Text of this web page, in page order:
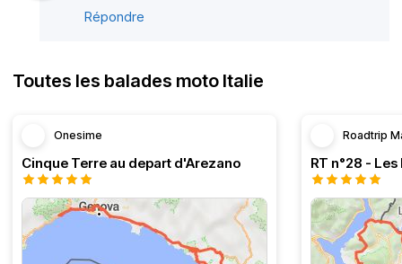
Répondre
Toutes les balades moto Italie
Onesime
Cinque Terre au depart d'Arezano
Roadtrip
RT n°28 -